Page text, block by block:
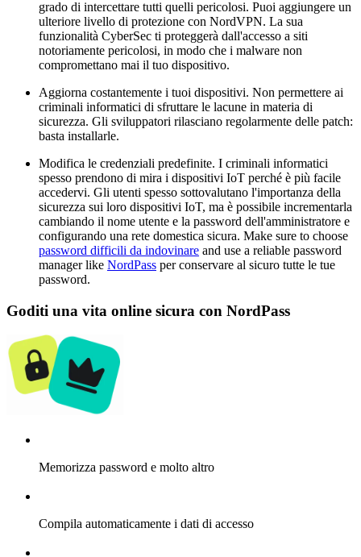
grado di intercettare tutti quelli pericolosi. Puoi aggiungere un
ulteriore livello di protezione con NordVPN. La sua
funzionalità CyberSec ti proteggerà dall'accesso a siti
notoriamente pericolosi, in modo che i malware non
compromettano mai il tuo dispositivo.
Aggiorna costantemente i tuoi dispositivi. Non permettere ai
criminali informatici di sfruttare le lacune in materia di
sicurezza. Gli sviluppatori rilasciano regolarmente delle patch:
basta installarle.
Modifica le credenziali predefinite. I criminali informatici
spesso prendono di mira i dispositivi IoT perché è più facile
accedervi. Gli utenti spesso sottovalutano l'importanza della
sicurezza sui loro dispositivi IoT, ma è possibile incrementarla
cambiando il nome utente e la password dell'amministratore e
configurando una rete domestica sicura. Make sure to choose
password difficili da indovinare and use a reliable password
manager like NordPass per conservare al sicuro tutte le tue
password.
Goditi una vita online sicura con NordPass
Memorizza password e molto altro
Compila automaticamente i dati di accesso